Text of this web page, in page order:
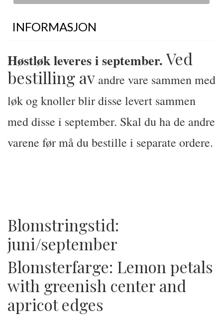
INFORMASJON
Høstløk leveres i september.Ved
bestilling av andre vare sammen med
løk og knoller blir disse levert sammen
med disse i september. Skal du ha de andre
varene før må du bestille i separate ordere.
Blomstringstid:
juni/september
Blomsterfarge: Lemon petals
with greenish center and
apricot edges